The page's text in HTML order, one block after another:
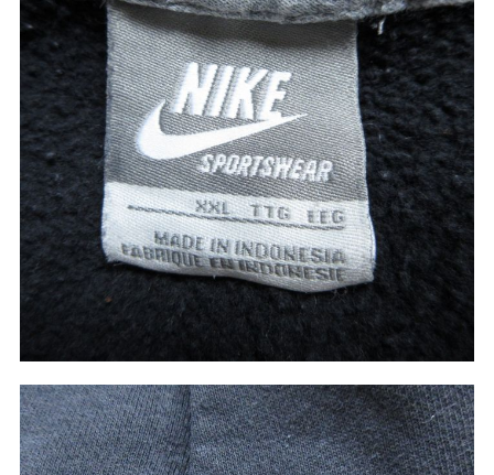
Search by Period年代から探す
90年代 80年代 70年代
60年代 50年代 40年代
すべての年代を見る
週刊ラッシュアウト新聞
古着コラム
メディア・イベント情報